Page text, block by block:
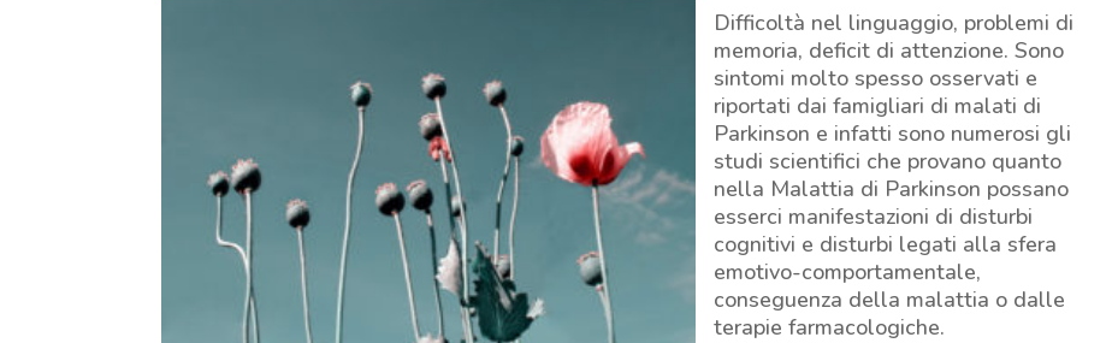
Difficoltà nel linguaggio, problemi di
memoria, deficit di attenzione. Sono
sintomi molto spesso osservati e
riportati dai famigliari di malati di
Parkinson e infatti sono numerosi gli
studi scientifici che provano quanto
nella Malattia di Parkinson possano
esserci manifestazioni di disturbi
cognitivi e disturbi legati alla sfera
emotivo-comportamentale,
conseguenza della malattia o dalle
terapie farmacologiche.